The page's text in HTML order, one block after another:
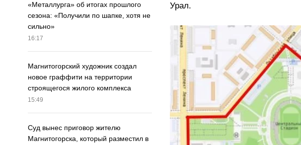
«Металлурга» об итогах прошлого
сезона: «Получили по шапке, хотя не
сильно»
16:17
Магнитогорский художник создал
новое граффити на территории
строящегося жилого комплекса
15:49
Суд вынес приговор жителю
Магнитогорска, который разместил в
Урал.